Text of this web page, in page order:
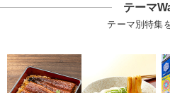
テーマ
テーマ別特集